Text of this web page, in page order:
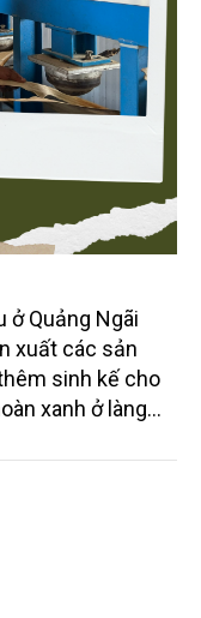
ở Quảng Ngãi
xuất các sản
sinh kế cho
xanh ở làng
trường trong nước